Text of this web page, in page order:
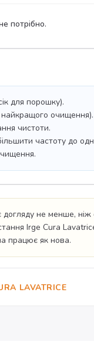
потрібно.
для порошку).
найкращого очищення).
чистоти.
частоту до
догляду не менше,
Irge Cura
працює як нова.
LAVATRICE